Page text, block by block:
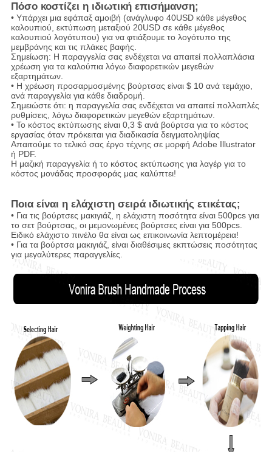
Πόσο κοστίζει η ιδιωτική επισήμανση;
• Υπάρχει μια εφάπαξ αμοιβή (ανάγλυφο 40USD κάθε μέγεθος
καλουπιού, εκτύπωση μεταξιού 20USD σε κάθε μέγεθος
καλουπιού λογότυπου) για να φτιάξουμε το λογότυπο της
μεμβράνης και τις πλάκες βαφής.
Σημείωση: Η παραγγελία σας ενδέχεται να απαιτεί πολλαπλάσια
χρέωση για τα καλούπια λόγω διαφορετικών μεγεθών
εξαρτημάτων.
• Η χρέωση προσαρμοσμένης βούρτσας είναι $ 10 ανά τεμάχιο,
ανά παραγγελία για κάθε διαδρομή.
Σημειώστε ότι: η παραγγελία σας ενδέχεται να απαιτεί πολλαπλές
ρυθμίσεις, λόγω διαφορετικών μεγεθών εξαρτημάτων.
• Το κόστος εκτύπωσης είναι 0,3 $ ανά βούρτσα για το κόστος
εργασίας όταν πρόκειται για διαδικασία δειγματοληψίας
Απαιτούμε το τελικό σας έργο τέχνης σε μορφή Adobe Illustrator
ή PDF.
Η μαζική παραγγελία ή το κόστος εκτύπωσης για λαγέρ για το
κόστος μονάδας προσφοράς μας καλύπτει!
Ποια είναι η ελάχιστη σειρά ιδιωτικής ετικέτας;
• Για τις βούρτσες μακιγιάζ, η ελάχιστη ποσότητα είναι 500pcs για
το σετ βούρτσας, οι μεμονωμένες βούρτσες είναι για 500pcs.
Ειδικό ελάχιστο πινέλο θα είναι ως επικοινωνία λεπτομέρεια!
• Για τα βούρτσα μακιγιάζ, είναι διαθέσιμες εκπτώσεις ποσότητας
για μεγαλύτερες παραγγελίες.